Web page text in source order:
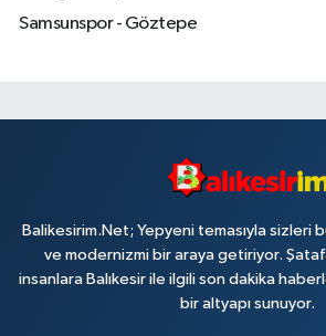
Samsunspor - Göztepe
Balikesirim.Net; Yepyeni temasıyla sizleri
ve modernizmi bir araya getiriyor.
insanlara Balıkesir ile ilgili son dakika
bir altyapı sunuyor.